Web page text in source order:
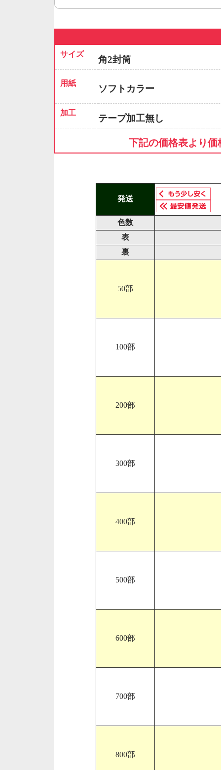
サイズ
角2封筒
用紙
ソフトカラー
加工
テープ加工無し
下記の価格表より
発送
色数
表
裏
50部
100部
200部
300部
400部
500部
600部
700部
800部